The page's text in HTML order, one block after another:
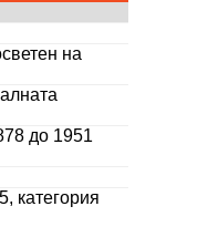
на
до 1951
категория